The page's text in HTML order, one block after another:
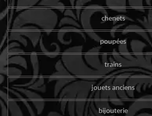
chenets
poupées
trains
jouets anciens
bijouterie